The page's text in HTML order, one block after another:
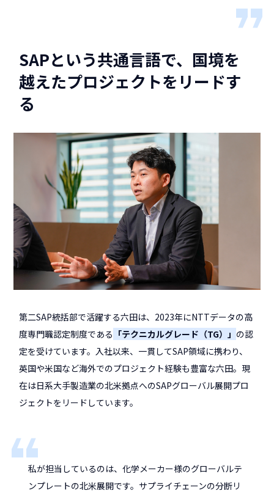
SAPという共通言語で、国境を
越えたプロジェクトをリードす
る
第二SAP統括部で活躍する六田は、2023年にNTTデータの高
度専門職認定制度である 「テクニカルグレード（TG）」 の認
定を受けています。入社以来、一貫してSAP領域に携わり、
英国や米国など海外でのプロジェクト経験も豊富な六田。現
在は日系大手製造業の北米拠点へのSAPグローバル展開プロ
ジェクトをリードしています。
私が担当しているのは、化学メーカー様のグローバルテ
ンプレートの北米展開です。サプライチェーンの分断リ